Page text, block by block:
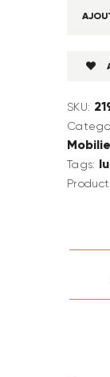
SKU:
Tags: